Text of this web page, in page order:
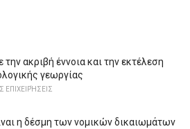
την ακριβή έννοια και την εκτέλεση
γεωργίας
ΕΠΙΧΕΙΡΉΣΕΙΣ
η δέσμη των νομικών δικαιωμάτων